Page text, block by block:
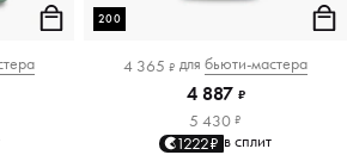
200
4 365 ₽ для бьюти-мастера
4 887 ₽
5 430 ₽
1222₽ в сплит